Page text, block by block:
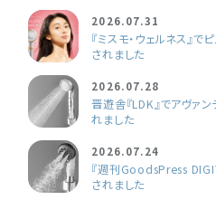
2026.07.31
『ミスモ・ウェルネス』
されました
2026.07.28
晋遊舎『LDK』でアヴァ
れました
2026.07.24
『週刊GoodsPress
されました